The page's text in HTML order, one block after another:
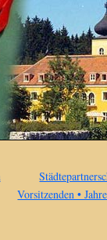
Vorsitzenden •